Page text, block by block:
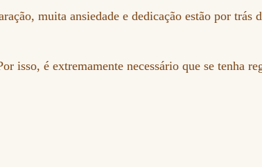
muita ansiedade e dedicação estão por
isso, é extremamente necessário que se tenha